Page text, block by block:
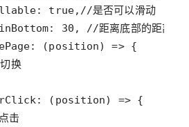
: true, //是否可以滑动
: 30 , //距离底部的距离，
: (position) =>
换
: ( position) =>
击